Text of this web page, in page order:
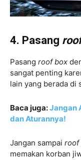
4. Pasang
Pasang roof box
sangat penting
lain yang berada di
Baca juga:Jangan
dan Aturannya!
Jangan sampai roof
memakan korban